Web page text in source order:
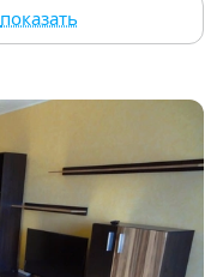
показать